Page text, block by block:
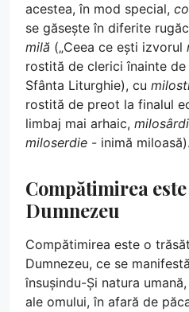
acestea, în mod special,
se găsește în diferite
milă („Ceea ce ești izvorul
rostită de clerici înainte
Sfânta Liturghie), cu
rostită de preot la finalul
limbaj mai arhaic,
miloserdie - inimă miloasă).
Compătimirea
Dumnezeu
Compătimirea este o
Dumnezeu, ce se
însușindu-Și natura
ale omului, în afară de